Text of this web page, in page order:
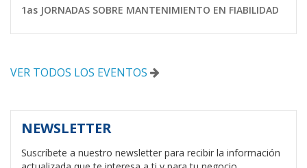
1as JORNADAS SOBRE MANTENIMIENTO EN FIABILIDAD
VER TODOS LOS EVENTOS
NEWSLETTER
Suscríbete a nuestro newsletter para recibir la información